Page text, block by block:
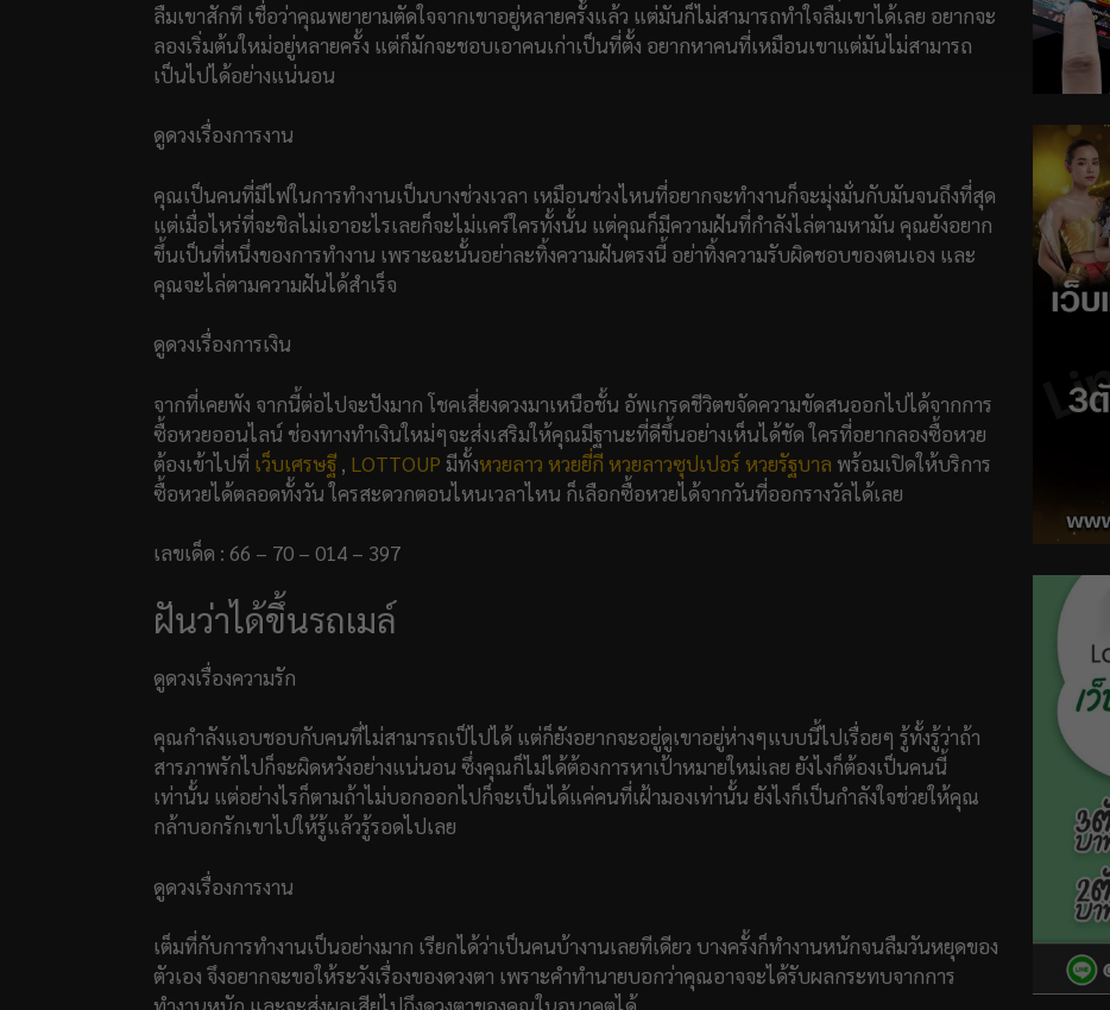
ลืมเขาสักที เชื่อว่าคุณพยายามตัดใจจากเขาอยู่หลายครั้งแล้ว แต่มันก็ไม่สามารถทำใจลืมเขาได้เลย อยากจะ
ลองเริ่มต้นใหม่อยู่หลายครั้ง แต่ก็มักจะชอบเอาคนเก่าเป็นที่ตั้ง อยากหาคนที่เหมือนเขาแต่มันไม่สามารถ
เป็นไปได้อย่างแน่นอน
ดูดวงเรื่องการงาน
คุณเป็นคนที่มีไฟในการทำงานเป็นบางช่วงเวลา เหมือนช่วงไหนที่อยากจะทำงานก็จะมุ่งมั่นกับมันจนถึงที่สุด
แต่เมื่อไหร่ที่จะชิลไม่เอาอะไรเลยก็จะไม่แคร์ใครทั้งนั้น แต่คุณก็มีความฝันที่กำลังไล่ตามหามัน คุณยังอยาก
ขึ้นเป็นที่หนึ่งของการทำงาน เพราะฉะนั้นอย่าละทิ้งความฝันตรงนี้ อย่าทิ้งความรับผิดชอบของตนเอง และ
คุณจะไล่ตามความฝันได้สำเร็จ
ดูดวงเรื่องการเงิน
จากที่เคยพัง จากนี้ต่อไปจะปังมาก โชคเสี่ยงดวงมาเหนือชั้น อัพเกรดชีวิตขจัดความขัดสนออกไปได้จากการ
ซื้อหวยออนไลน์ ช่องทางทำเงินใหม่ๆจะส่งเสริมให้คุณมีฐานะที่ดีขึ้นอย่างเห็นได้ชัด ใครที่อยากลองซื้อหวย
ต้องเข้าไปที่ เว็บเศรษฐี , LOTTOUP มีทั้งหวยลาว หวยยี่กี หวยลาวซุปเปอร์ หวยรัฐบาล พร้อมเปิดให้บริการ
ซื้อหวยได้ตลอดทั้งวัน ใครสะดวกตอนไหนเวลาไหน ก็เลือกซื้อหวยได้จากวันที่ออกรางวัลได้เลย
เลขเด็ด : 66 – 70 – 014 – 397
ฝันว่าได้ขึ้นรถเมล์
ดูดวงเรื่องความรัก
คุณกำลังแอบชอบกับคนที่ไม่สามารถเป็ไปได้ แต่ก็ยังอยากจะอยู่ดูเขาอยู่ห่างๆแบบนี้ไปเรื่อยๆ รู้ทั้งรู้ว่าถ้า
สารภาพรักไปก็จะผิดหวังอย่างแน่นอน ซึ่งคุณก็ไม่ได้ต้องการหาเป้าหมายใหม่เลย ยังไงก็ต้องเป็นคนนี้
เท่านั้น แต่อย่างไรก็ตามถ้าไม่บอกออกไปก็จะเป็นได้แค่คนที่เฝ้ามองเท่านั้น ยังไงก็เป็นกำลังใจช่วยให้คุณ
กล้าบอกรักเขาไปให้รู้แล้วรู้รอดไปเลย
ดูดวงเรื่องการงาน
เต็มที่กับการทำงานเป็นอย่างมาก เรียกได้ว่าเป็นคนบ้างานเลยทีเดียว บางครั้งก็ทำงานหนักจนลืมวันหยุดของ
ตัวเอง จึงอยากจะขอให้ระวังเรื่องของดวงตา เพราะคำทำนายบอกว่าคุณอาจจะได้รับผลกระทบจากการ